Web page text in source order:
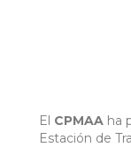
El CPMAAha
Estación de